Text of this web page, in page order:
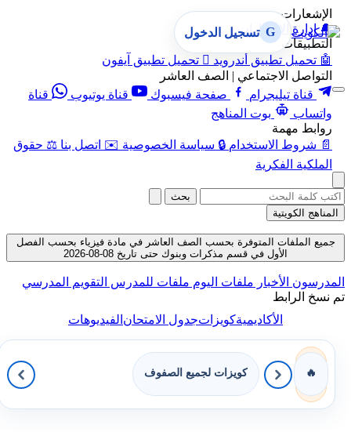
الإشعارات
🔔 إدارة الإشعارات
التطبيقات
🤖 تحميل تطبيق أندرويد  تحميل تطبيق آيفون
التواصل الاجتماعي | الصف العاشر
قناة تيليجرام
صفحة فيسبوك قناة يوتيوب
قناة
واتساب
بوت المناهج
روابط مهمة
📄 شروط الاستخدام 🔒 سياسة الخصوصية ✉️ اتصل بنا ⚖️ حقوق
الملكية الفكرية
G تسجيل الدخول
بحث
المناهج الكويتية
جميع الملفات المتوفرة بحسب الصف العاشر في مادة فيزياء بحسب الفصل
الأول في قسم مذكرات وبنوك حتى تاريخ 08-08-2026
المدرسون الأخبار ملفات اليوم ملفات للمدرس التقويم المدرسي
تم نسخ الرابط
الأكاديميةكويزاتجدول الامتحانالفيديوهات
🔥 كويزات لجميع الصفوف